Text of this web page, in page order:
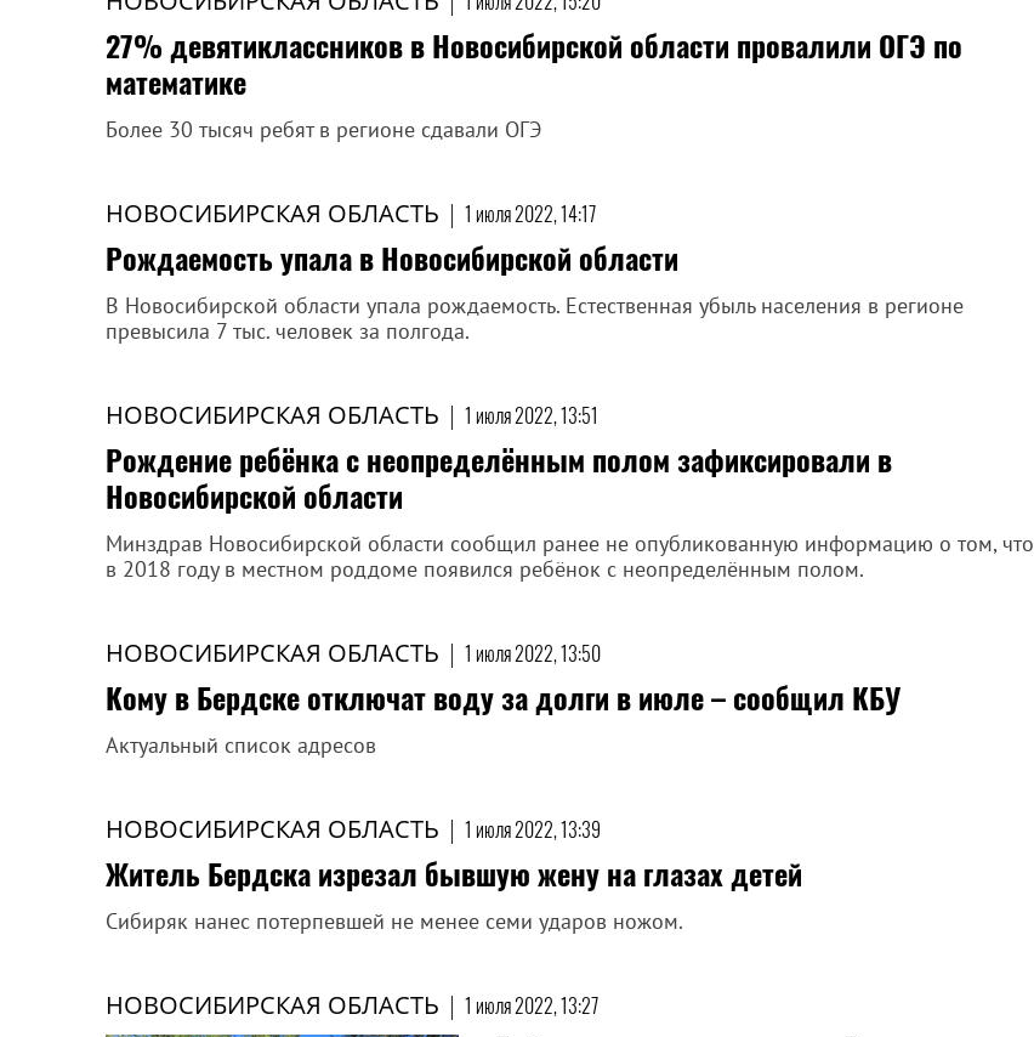
27% девятиклассников в Новосибирской области провалили ОГЭ по
математике
Более 30 тысяч ребят в регионе сдавали ОГЭ
НОВОСИБИРСКАЯ ОБЛАСТЬ | 1 июля 2022, 14:17
Рождаемость упала в Новосибирской области
В Новосибирской области упала рождаемость. Естественная убыль населения в регионе
превысила 7 тыс. человек за полгода.
НОВОСИБИРСКАЯ ОБЛАСТЬ | 1 июля 2022, 13:51
Рождение ребёнка с неопределённым полом зафиксировали в
Новосибирской области
Минздрав Новосибирской области сообщил ранее не опубликованную информацию о том, что
в 2018 году в местном роддоме появился ребёнок с неопределённым полом.
НОВОСИБИРСКАЯ ОБЛАСТЬ | 1 июля 2022, 13:50
Кому в Бердске отключат воду за долги в июле – сообщил КБУ
Актуальный список адресов
НОВОСИБИРСКАЯ ОБЛАСТЬ | 1 июля 2022, 13:39
Житель Бердска изрезал бывшую жену на глазах детей
Сибиряк нанес потерпевшей не менее семи ударов ножом.
НОВОСИБИРСКАЯ ОБЛАСТЬ | 1 июля 2022, 13:27